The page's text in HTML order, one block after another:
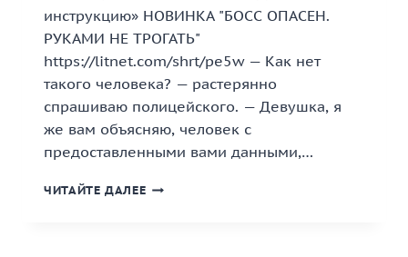
инструкцию» НОВИНКА "БОСС ОПАСЕН.
РУКАМИ НЕ ТРОГАТЬ"
https://litnet.com/shrt/pe5w — Как нет
такого человека? — растерянно
спрашиваю полицейского. — Девушка, я
же вам объясняю, человек с
предоставленными вами данными,…
ЧИТАЙТЕ ДАЛЕЕ «ЛЮБОВЬ.